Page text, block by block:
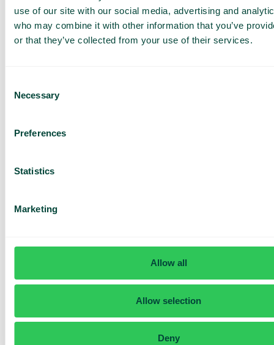
use of our site with our social media, advertising and
who may combine it with other information that you’ve
or that they’ve collected from your use of their services.
Selection
Necessary
Preferences
Statistics
Marketing
Allow all
Allow selection
Deny
järjestelmissänne.
järjestelmästänne suoraan Telavoxiin. Kaikki
Hanki selkeämpi kuva puhelutiedoista Telavoxin
Power BI -integraation avulla. Visualisoi tilastoja ja